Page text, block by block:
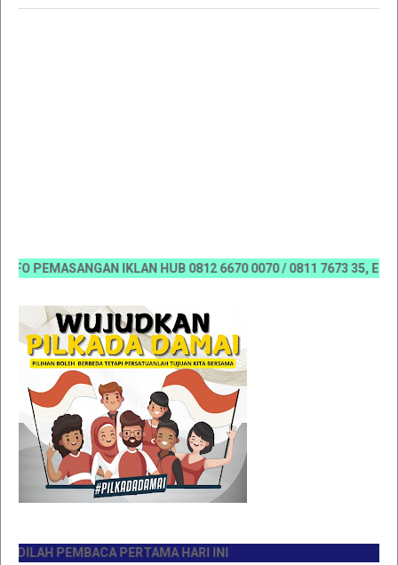
PEMASANGAN IKLAN HUB 0812 6670 0070 / 0811 7673 35,
PEMBACA PERTAMA HARI INI